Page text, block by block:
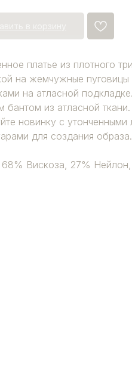
платье из плотного
на жемчужные
на атласной
бантом из атласной ткани.
новинку с
для создания образа.
68% Вискоза, 27%